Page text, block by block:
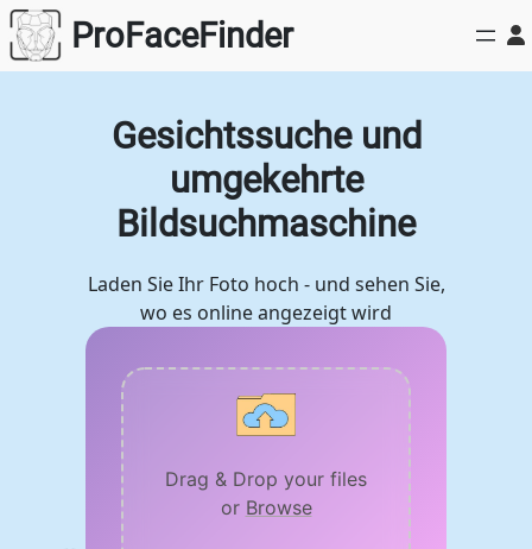
Zum
Inhalt
springen
ProFaceFinder
Gesichtssuche und
umgekehrte
Bildsuchmaschine
Laden Sie Ihr Foto hoch - und sehen Sie,
wo es online angezeigt wird
Drag & Drop your files
or Browse